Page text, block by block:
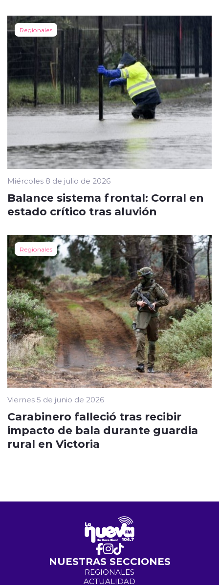
Regionales
Miércoles 8 de julio de 2026
Balance sistema frontal: Corral en
estado crítico tras aluvión
Regionales
Viernes 5 de junio de 2026
Carabinero falleció tras recibir
impacto de bala durante guardia
rural en Victoria
NUESTRAS SECCIONES
REGIONALES
ACTUALIDAD